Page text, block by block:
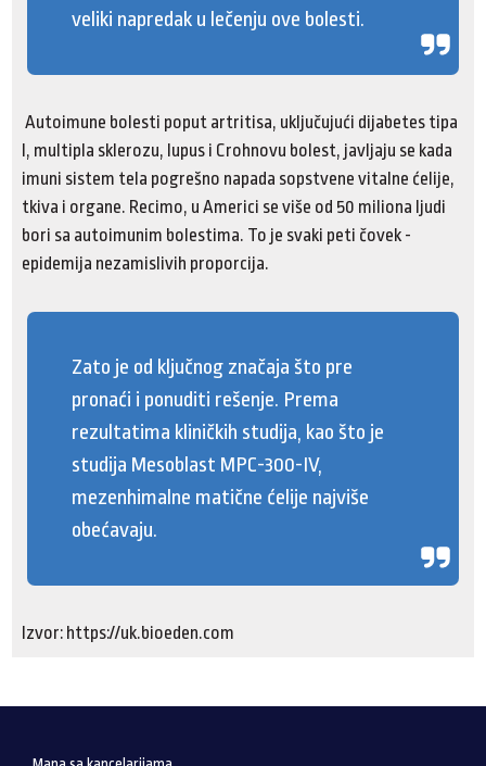
veliki napredak u lečenju ove bolesti.
Autoimune bolesti poput artritisa, uključujući dijabetes tipa
I, multipla sklerozu, lupus i Crohnovu bolest, javljaju se kada
imuni sistem tela pogrešno napada sopstvene vitalne ćelije,
tkiva i organe. Recimo, u Americi se više od 50 miliona ljudi
bori sa autoimunim bolestima. To je svaki peti čovek -
epidemija nezamislivih proporcija.
Zato je od ključnog značaja što pre
pronaći i ponuditi rešenje. Prema
rezultatima kliničkih studija, kao što je
studija Mesoblast MPC-300-IV,
mezenhimalne matične ćelije najviše
obećavaju.
Izvor: https://uk.bioeden.com